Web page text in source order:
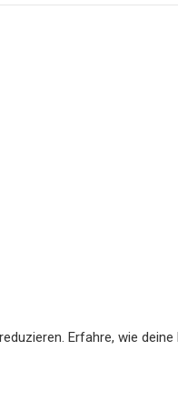
Erfahre, wie